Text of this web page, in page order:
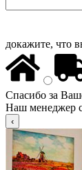
докажите, что
Спасибо за
Наш менеджер